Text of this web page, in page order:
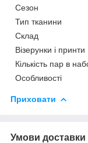
Сезон
Тип тканини
Склад
Візерунки і принти
Кількість пар в
Особливості
Приховати
Умови доставки